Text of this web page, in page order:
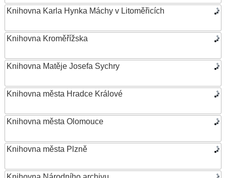
Knihovna Karla Hynka Máchy v Litoměřicích
Knihovna Kroměřížska
Knihovna Matěje Josefa Sychry
Knihovna města Hradce Králové
Knihovna města Olomouce
Knihovna města Plzně